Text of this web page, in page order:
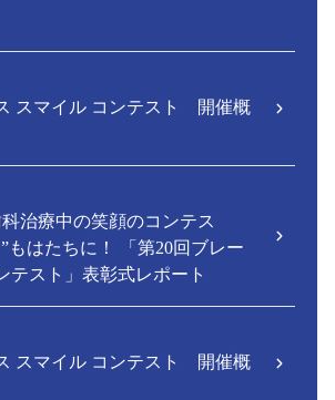
スマイル コンテスト 開催概
治療中の笑顔のコンテス
もはたちに！ 「第20回ブレー
テスト」表彰式レポート
スマイル コンテスト 開催概